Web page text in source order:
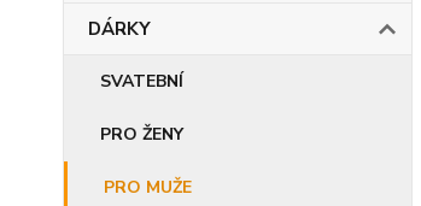
DÁRKY
SVATEBNÍ
PRO ŽENY
PRO MUŽE